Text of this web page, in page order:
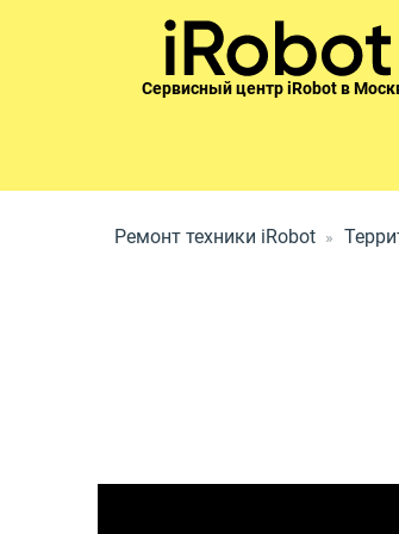
Сервисный центр iRobot в
Ремонт техники iRobot